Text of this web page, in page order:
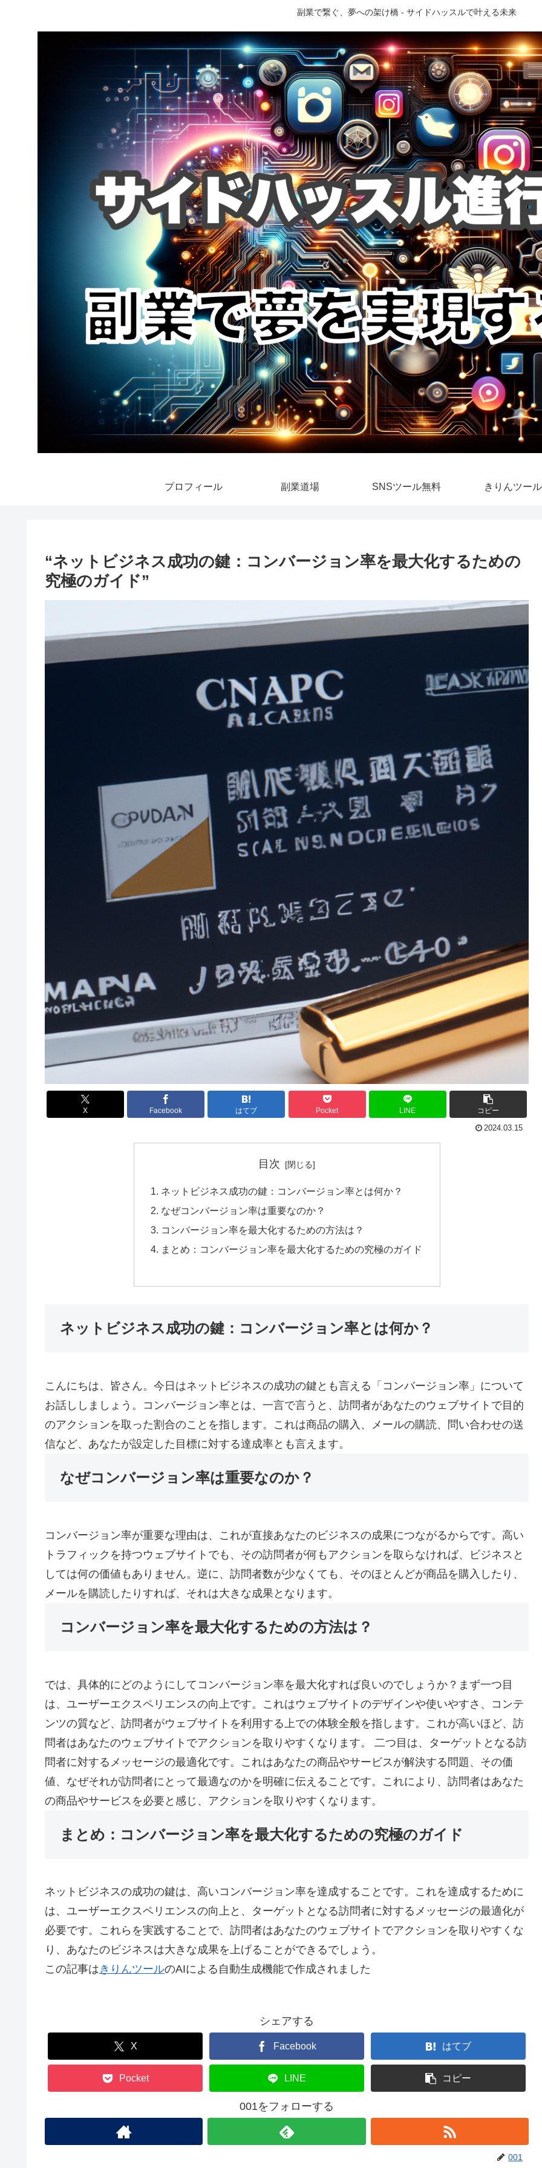
副業で繋ぐ、夢への架け橋 - サイドハッスルで叶える未来
プロフィール 副業道場 SNSツール無料 きりんツール
“ネットビジネス成功の鍵：コンバージョン率を最大化するための
究極のガイド”
X Facebook はてブ Pocket LINE コピー
2024.03.15
目次
ネットビジネス成功の鍵：コンバージョン率とは何か？
なぜコンバージョン率は重要なのか？
コンバージョン率を最大化するための方法は？
まとめ：コンバージョン率を最大化するための究極のガイド
ネットビジネス成功の鍵：コンバージョン率とは何か？
こんにちは、皆さん。今日はネットビジネスの成功の鍵とも言える「コンバージョン率」について
お話ししましょう。コンバージョン率とは、一言で言うと、訪問者があなたのウェブサイトで目的
のアクションを取った割合のことを指します。これは商品の購入、メールの購読、問い合わせの送
信など、あなたが設定した目標に対する達成率とも言えます。
なぜコンバージョン率は重要なのか？
コンバージョン率が重要な理由は、これが直接あなたのビジネスの成果につながるからです。高い
トラフィックを持つウェブサイトでも、その訪問者が何もアクションを取らなければ、ビジネスと
しては何の価値もありません。逆に、訪問者数が少なくても、そのほとんどが商品を購入したり、
メールを購読したりすれば、それは大きな成果となります。
コンバージョン率を最大化するための方法は？
では、具体的にどのようにしてコンバージョン率を最大化すれば良いのでしょうか？まず一つ目
は、ユーザーエクスペリエンスの向上です。これはウェブサイトのデザインや使いやすさ、コンテ
ンツの質など、訪問者がウェブサイトを利用する上での体験全般を指します。これが高いほど、訪
問者はあなたのウェブサイトでアクションを取りやすくなります。 二つ目は、ターゲットとなる訪
問者に対するメッセージの最適化です。これはあなたの商品やサービスが解決する問題、その価
値、なぜそれが訪問者にとって最適なのかを明確に伝えることです。これにより、訪問者はあなた
の商品やサービスを必要と感じ、アクションを取りやすくなります。
まとめ：コンバージョン率を最大化するための究極のガイド
ネットビジネスの成功の鍵は、高いコンバージョン率を達成することです。これを達成するために
は、ユーザーエクスペリエンスの向上と、ターゲットとなる訪問者に対するメッセージの最適化が
必要です。これらを実践することで、訪問者はあなたのウェブサイトでアクションを取りやすくな
り、あなたのビジネスは大きな成果を上げることができるでしょう。
この記事はきりんツールのAIによる自動生成機能で作成されました
シェアする
X Facebook はてブ
Pocket LINE コピー
001をフォローする
001